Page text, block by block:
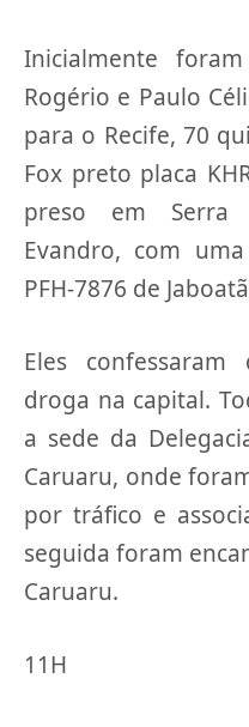
Inicialmente
Rogério e Paulo
para o Recife, 70
Fox preto placa
preso em Serra
Evandro, com
PFH-7876 de
Eles
droga na capital.
a sede da
Caruaru, onde
por tráfico e
seguida foram
Caruaru.
11H